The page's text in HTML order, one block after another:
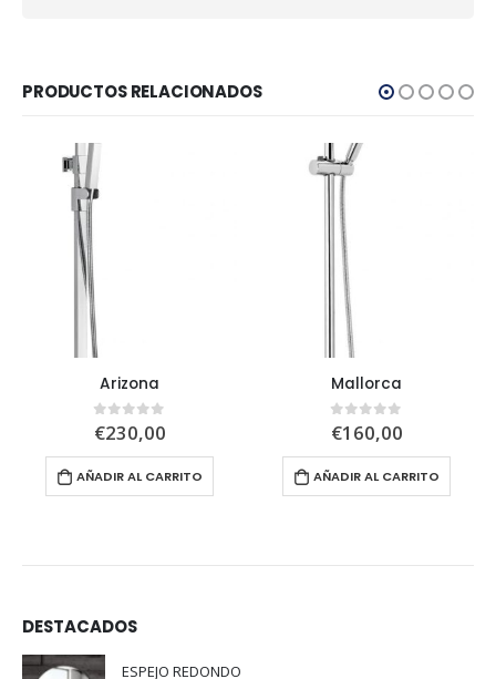
PRODUCTOS RELACIONADOS
Arizona
0out of 5
€230,00
AÑADIR AL CARRITO
Mallorca
0out of 5
€160,00
AÑADIR AL CARRITO
DESTACADOS
ESPEJO REDONDO